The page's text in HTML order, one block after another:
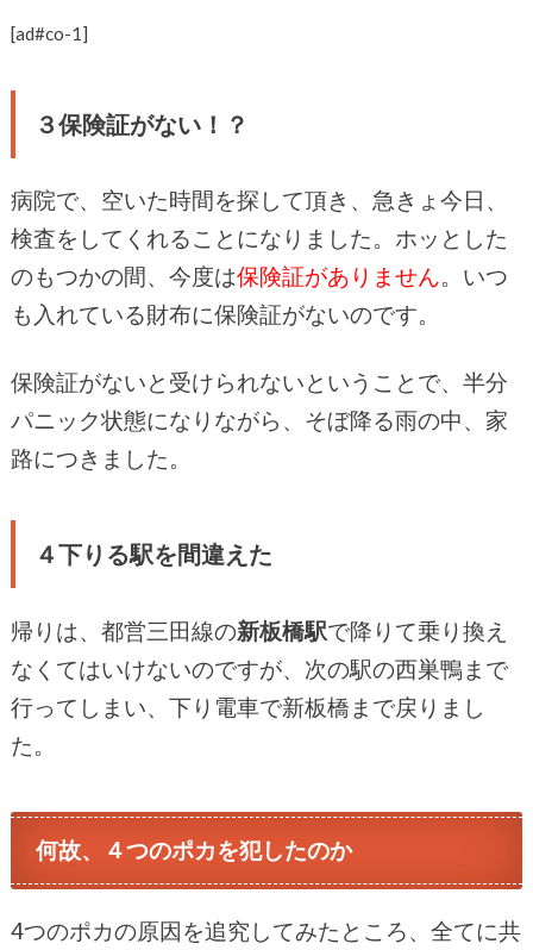
[ad#co-1]
３保険証がない！？
病院で、空いた時間を探して頂き、急きょ今日、
検査をしてくれることになりました。ホッとした
のもつかの間、今度は保険証がありません。いつ
も入れている財布に保険証がないのです。
保険証がないと受けられないということで、半分
パニック状態になりながら、そぼ降る雨の中、家
路につきました。
４下りる駅を間違えた
帰りは、都営三田線の新板橋駅で降りて乗り換え
なくてはいけないのですが、次の駅の西巣鴨まで
行ってしまい、下り電車で新板橋まで戻りまし
た。
何故、４つのポカを犯したのか
4つのポカの原因を追究してみたところ、全てに共